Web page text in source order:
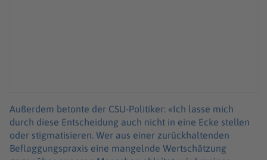
Außerdem betonte der CSU-Politiker: «Ich lasse mich
durch diese Entscheidung auch nicht in eine Ecke stellen
oder stigmatisieren. Wer aus einer zurückhaltenden
Beflaggungspraxis eine mangelnde Wertschätzung